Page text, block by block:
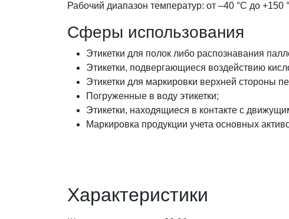
Рабочий диапазон температур: от –40 °С до +150
Сферы использования
Этикетки для полок либо распознавания
Этикетки, подвергающиеся воздействию
Этикетки для маркировки верхней стороны
Погруженные в воду этикетки;
Этикетки, находящиеся в контакте с
Маркировка продукции учета основных
Характеристики